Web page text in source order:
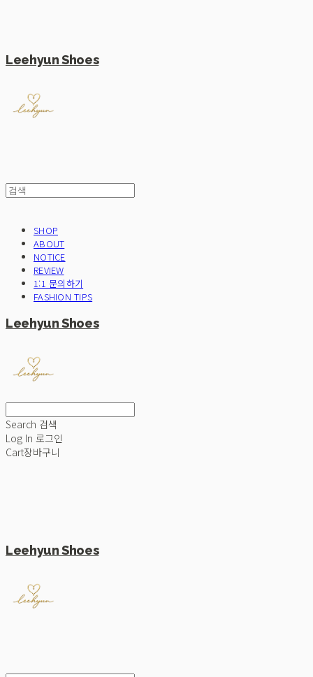
Leehyun Shoes
SHOP
ABOUT
NOTICE
REVIEW
1:1 문의하기
FASHION TIPS
Leehyun Shoes
Search 검색
Log In 로그인
Cart장바구니
Leehyun Shoes